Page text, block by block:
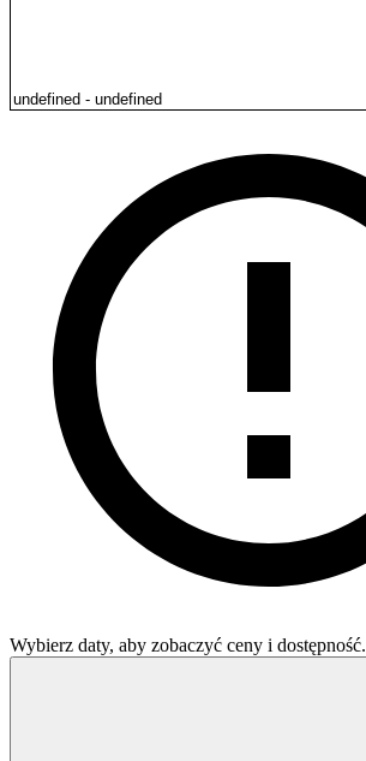
Wybierz daty, aby zobaczyć ceny i dostępność.